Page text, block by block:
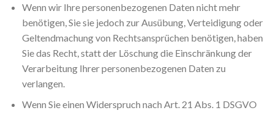
Wenn wir Ihre personenbezogenen Daten nicht mehr
benötigen, Sie sie jedoch zur Ausübung, Verteidigung oder
Geltendmachung von Rechtsansprüchen benötigen, haben
Sie das Recht, statt der Löschung die Einschränkung der
Verarbeitung Ihrer personenbezogenen Daten zu
verlangen.
Wenn Sie einen Widerspruch nach Art. 21 Abs. 1 DSGVO